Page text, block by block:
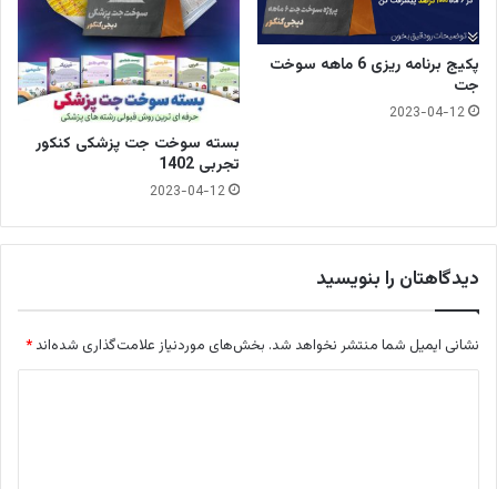
پکیج برنامه ریزی 6 ماهه سوخت
جت
2023-04-12
بسته سوخت جت پزشکی کنکور
تجربی 1402
2023-04-12
دیدگاهتان را بنویسید
نشانی ایمیل شما منتشر نخواهد شد. بخش‌های موردنیاز علامت‌گذاری شده‌اند *